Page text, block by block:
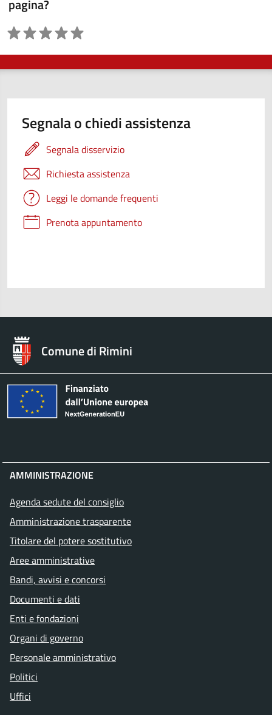
pagina?
Valutazione
Segnala o chiedi assistenza
Segnala disservizio
Richiesta assistenza
Leggi le domande frequenti
Prenota appuntamento
Comune di Rimini
AMMINISTRAZIONE
Agenda sedute del consiglio
Amministrazione trasparente
Titolare del potere sostitutivo
Aree amministrative
Bandi, avvisi e concorsi
Documenti e dati
Enti e fondazioni
Organi di governo
Personale amministrativo
Politici
Uffici